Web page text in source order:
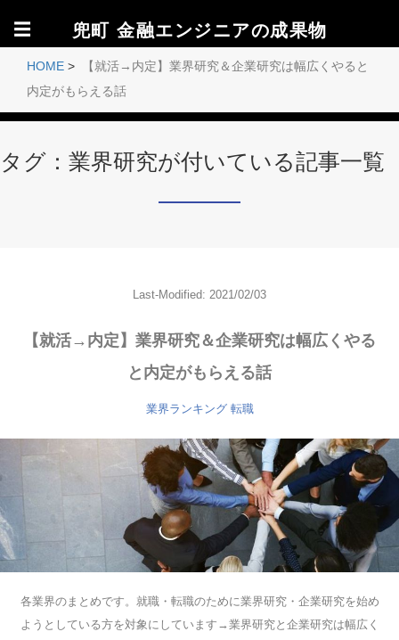
☰ 兜町 金融エンジニアの成果物
HOME >
【就活→内定】業界研究＆企業研究は幅広くやると
内定がもらえる話
タグ：業界研究が付いている記事一覧
Last-Modified: 2021/02/03
【就活→内定】業界研究＆企業研究は幅広くやる
と内定がもらえる話
業界ランキング 転職
各業界のまとめです。就職・転職のために業界研究・企業研究を始め
ようとしている方を対象にしています→業界研究と企業研究は幅広く